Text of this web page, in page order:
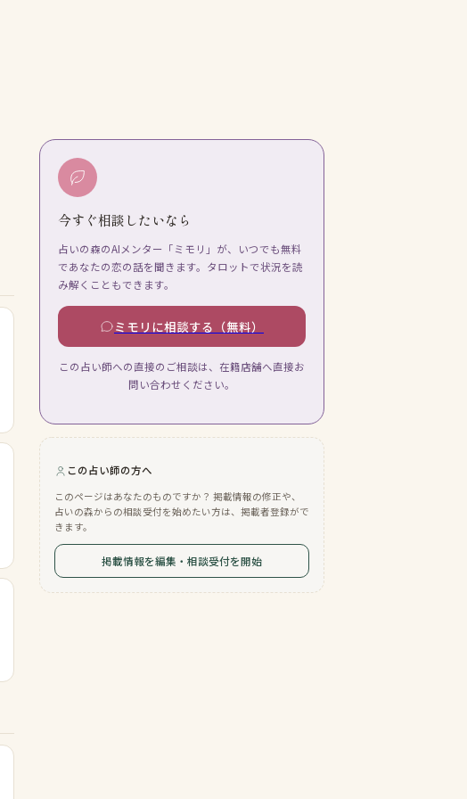
今すぐ相談したいなら
占いの森のAIメンター「ミモリ」が、いつでも無料
であなたの恋の話を聞きます。タロットで状況を読
み解くこともできます。
ミモリに相談する（無料）
この占い師への直接のご相談は、在籍店舗へ直接お
問い合わせください。
この占い師の方へ
このページはあなたのものですか？ 掲載情報の修正や、
占いの森からの相談受付を始めたい方は、掲載者登録がで
きます。
掲載情報を編集・相談受付を開始